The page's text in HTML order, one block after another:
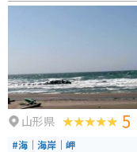
す。 戸沢村は、特に秋には美しい紅葉が楽しめます。道の駅周辺にも紅葉の
名所が点在しているので、
山形県 5
#海｜海岸｜岬